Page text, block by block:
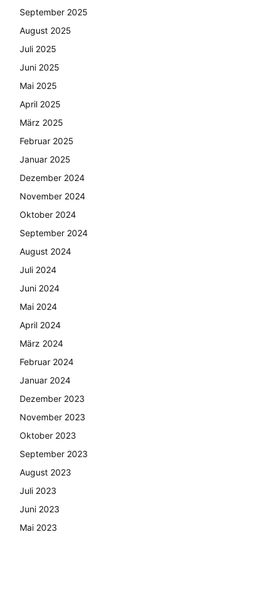
September 2025
August 2025
Juli 2025
Juni 2025
Mai 2025
April 2025
März 2025
Februar 2025
Januar 2025
Dezember 2024
November 2024
Oktober 2024
September 2024
August 2024
Juli 2024
Juni 2024
Mai 2024
April 2024
März 2024
Februar 2024
Januar 2024
Dezember 2023
November 2023
Oktober 2023
September 2023
August 2023
Juli 2023
Juni 2023
Mai 2023